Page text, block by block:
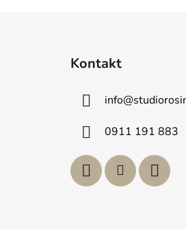
Kontakt
info@
0911 191 883